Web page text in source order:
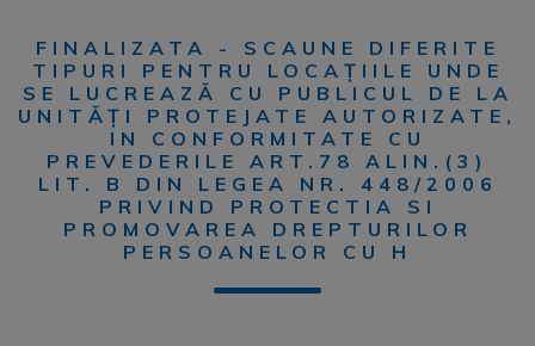
FINALIZATA - SCAUNE DIFERITE
TIPURI PENTRU LOCAȚIILE UNDE
SE LUCREAZĂ CU PUBLICUL DE LA
UNITĂȚI PROTEJATE AUTORIZATE,
IN CONFORMITATE CU
PREVEDERILE ART.78 ALIN.(3)
LIT. B DIN LEGEA NR. 448/2006
PRIVIND PROTECTIA SI
PROMOVAREA DREPTURILOR
PERSOANELOR CU H